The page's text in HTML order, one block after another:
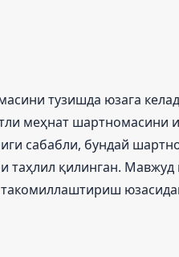
тузишда юзага
меҳнат шартномасини
сабабли, бундай
таҳлил қилинган.